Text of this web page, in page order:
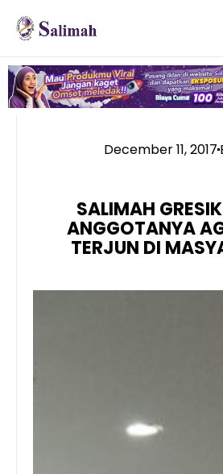
December 11, 2017
SALIMAH
ANGGOTANYA
TERJUN DI